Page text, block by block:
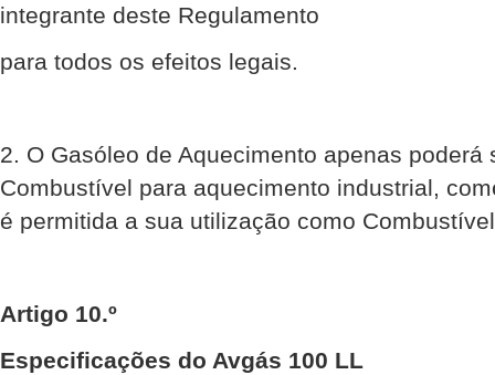
integrante deste Regulamento
para todos os efeitos legais.
2. O Gasóleo de Aquecimento apenas poderá
Combustível para aquecimento industrial,
é permitida a sua utilização como
Artigo 10.º
Especificações do Avgás 100 LL